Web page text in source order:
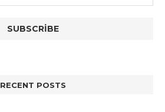
RECENT POSTS